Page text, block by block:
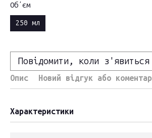
Обʼєм
250 мл
Повідомити, коли з'явиться
Опис Новий відгук або коментар
Характеристики